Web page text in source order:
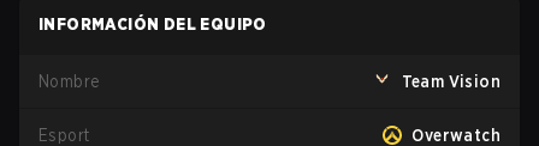
INFORMACIÓN DEL EQUIPO
Nombre Team Vision
Esport Overwatch